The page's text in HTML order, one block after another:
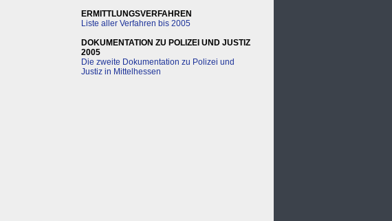
ERMITTLUNGSVERFAHREN
Liste aller Verfahren bis 2005
DOKUMENTATION ZU POLIZEI UND JUSTIZ
2005
Die zweite Dokumentation zu Polizei und
Justiz in Mittelhessen